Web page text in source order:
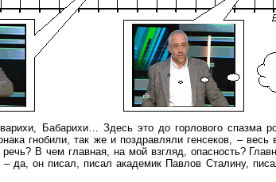
Бабарихи… Здесь это до горлового спазма
гнобили, так же и поздравляли генсеков, –
В чем главная, на мой взгляд, опасность?
– да, он писал, писал академик Павлов Сталину,